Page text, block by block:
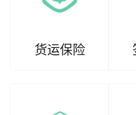
货运保险